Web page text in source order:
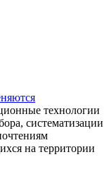
технологии
систематизации
на территории